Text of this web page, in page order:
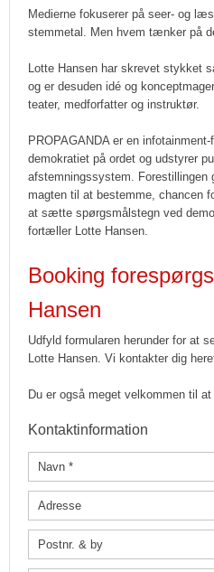
Medierne fokuserer på seer- og
stemmetal. Men hvem tænker på
Lotte Hansen har skrevet stykket
og er desuden idé og
teater, medforfatter og instruktør.
PROPAGANDA er en
demokratiet på ordet og udstyrer
afstemningssystem. Forestillingen
magten til at bestemme, chancen
at sætte spørgsmålstegn ved
fortæller Lotte Hansen.
Booking
Hansen
Udfyld formularen herunder for at
Lotte Hansen. Vi kontakter dig
Du er også meget velkommen til
Kontaktinformation